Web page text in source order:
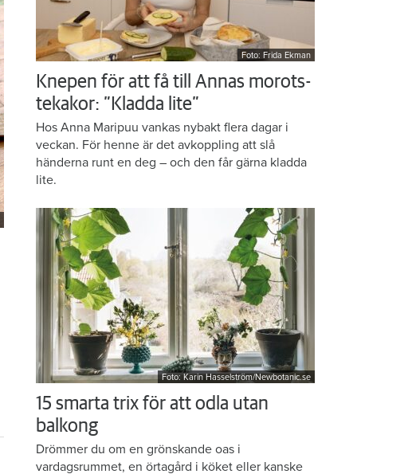
Foto: Frida Ekman
Knepen för att få till Annas morots-
tekakor: ”Kladda lite”
Hos Anna Maripuu vankas nybakt flera dagar i
veckan. För henne är det avkoppling att slå
händerna runt en deg – och den får gärna kladda
lite.
Foto: Karin Hasselström/Newbotanic.se
15 smarta trix för att odla utan
balkong
Drömmer du om en grönskande oas i
vardagsrummet, en örtagård i köket eller kanske